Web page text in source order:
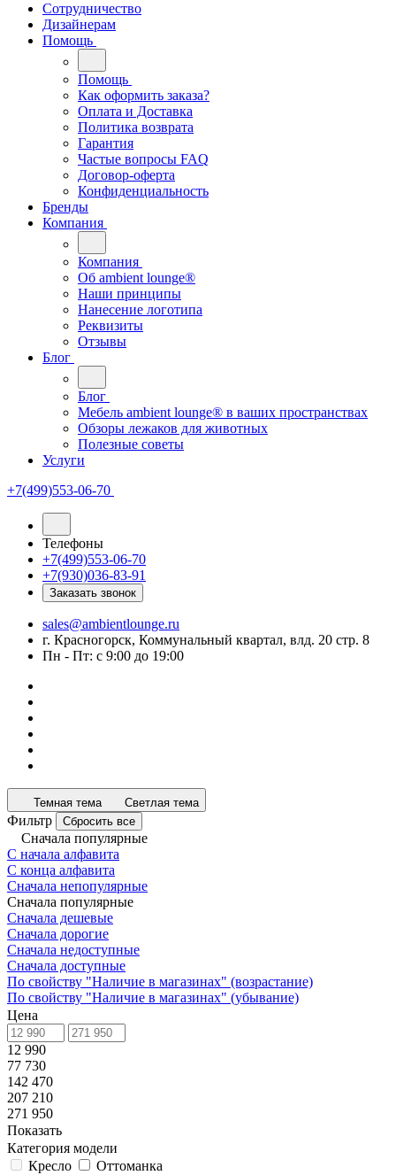
Сотрудничество
Дизайнерам
Помощь
Помощь
Как оформить заказа?
Оплата и Доставка
Политика возврата
Гарантия
Частые вопросы FAQ
Договор-оферта
Конфиденциальность
Бренды
Компания
Компания
Oб ambient lounge®
Наши принципы
Нанесение логотипа
Реквизиты
Отзывы
Блог
Блог
Мебель ambient lounge® в ваших пространствах
Обзоры лежаков для животных
Полезные советы
Услуги
+7(499)553-06-70
Телефоны
+7(499)553-06-70
+7(930)036-83-91
Заказать звонок
sales@ambientlounge.ru
г. Красногорск, Коммунальный квартал, влд. 20 стр. 8
Пн - Пт: с 9:00 до 19:00
Темная тема Светлая тема
Фильтр Сбросить все
Сначала популярные
С начала алфавита
С конца алфавита
Сначала непопулярные
Сначала популярные
Сначала дешевые
Сначала дорогие
Сначала недоступные
Сначала доступные
По свойству "Наличие в магазинах" (возрастание)
По свойству "Наличие в магазинах" (убывание)
Цена
12 990
77 730
142 470
207 210
271 950
Показать
Категория модели
Кресло
Оттоманка